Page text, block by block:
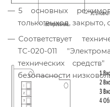
5 основных
только выход,
Соответствует
ТС-020-011
технических
безопасности